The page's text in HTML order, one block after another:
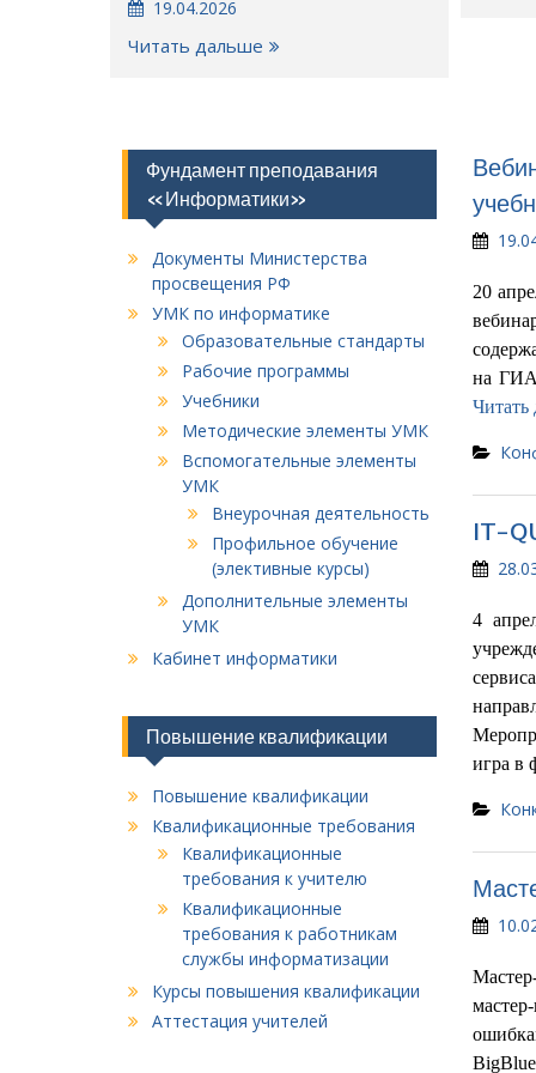
19.04.2026
Читать дальше
20
на ГИА
IT-
4
игра в
Фундамент преподавания
«Информатики»
Документы Министерства
просвещения РФ
УМК по информатике
Образовательные стандарты
Рабочие программы
Учебники
Методические элементы УМК
Вспомогательные элементы
УМК
Внеурочная деятельность
Профильное обучение
(элективные курсы)
Дополнительные элементы
УМК
Кабинет информатики
Повышение квалификации
Повышение квалификации
Квалификационные требования
Квалификационные
требования к учителю
Квалификационные
требования к работникам
службы информатизации
Курсы повышения квалификации
Аттестация учителей